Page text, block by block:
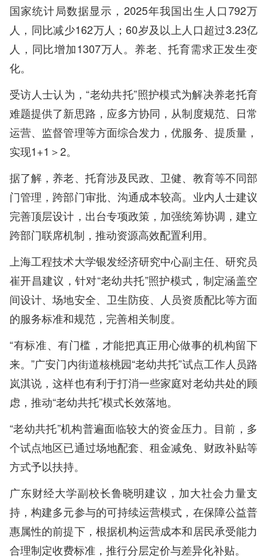
国家统计局数据显示，2025年我国出生人口792万
人，同比减少162万人；60岁及以上人口超过3.23亿
人，同比增加1307万人。养老、托育需求正发生变
化。
受访人士认为，“老幼共托”照护模式为解决养老托育
难题提供了新思路，应多方协同，从制度规范、日常
运营、监督管理等方面综合发力，优服务、提质量，
实现1+1＞2。
据了解，养老、托育涉及民政、卫健、教育等不同部
门管理，跨部门审批、沟通成本较高。业内人士建议
完善顶层设计，出台专项政策，加强统筹协调，建立
跨部门联席机制，推动资源高效配置利用。
上海工程技术大学银发经济研究中心副主任、研究员
崔开昌建议，针对“老幼共托”照护模式，制定涵盖空
间设计、场地安全、卫生防疫、人员资质配比等方面
的服务标准和规范，完善相关制度。
“有标准、有门槛，才能把真正用心做事的机构留下
来。”广安门内街道核桃园“老幼共托”试点工作人员路
岚淇说，这样也有利于打消一些家庭对老幼共处的顾
虑，推动“老幼共托”模式长效落地。
“老幼共托”机构普遍面临较大的资金压力。目前，多
个试点地区已通过场地配套、租金减免、财政补贴等
方式予以扶持。
广东财经大学副校长鲁晓明建议，加大社会力量支
持，构建多元参与的可持续运营模式，在保障公益普
惠属性的前提下，根据机构运营成本和居民承受能力
合理制定收费标准，推行分层定价与差异化补贴。